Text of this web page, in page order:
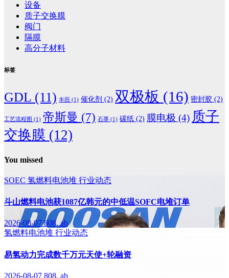
设备
质子交换膜
阀门
隔膜
高分子材料
标签
GDL (11) 丰田 (1) 催化剂 (2) 双极板 (16) 密封胶 (2)
工艺流程图 (1) 帝斯曼 (7) 石墨 (1) 碳纸 (2) 膜电极 (4) 质子
交换膜 (12)
You missed
SOEC 氢燃料电池堆 行业动态
斗山燃料电池获1087亿韩元的中低温SOFC电堆订单
2026-08-07808, ab
氢燃料电池堆 行业动态
易氢动力完成数千万元天使+轮融资
2026-08-07 808, ab